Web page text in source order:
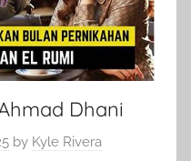
Dhani
by Kyle Rivera